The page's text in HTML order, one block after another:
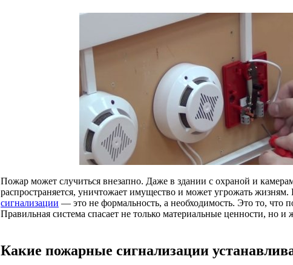
Пожар может случиться внезапно. Даже в здании с охраной и
распространяется, уничтожает имущество и может угрожать
сигнализации — это не формальность, а необходимость. Это то, что
Правильная система спасает не только материальные ценности, но и
Какие пожарные сигнализации